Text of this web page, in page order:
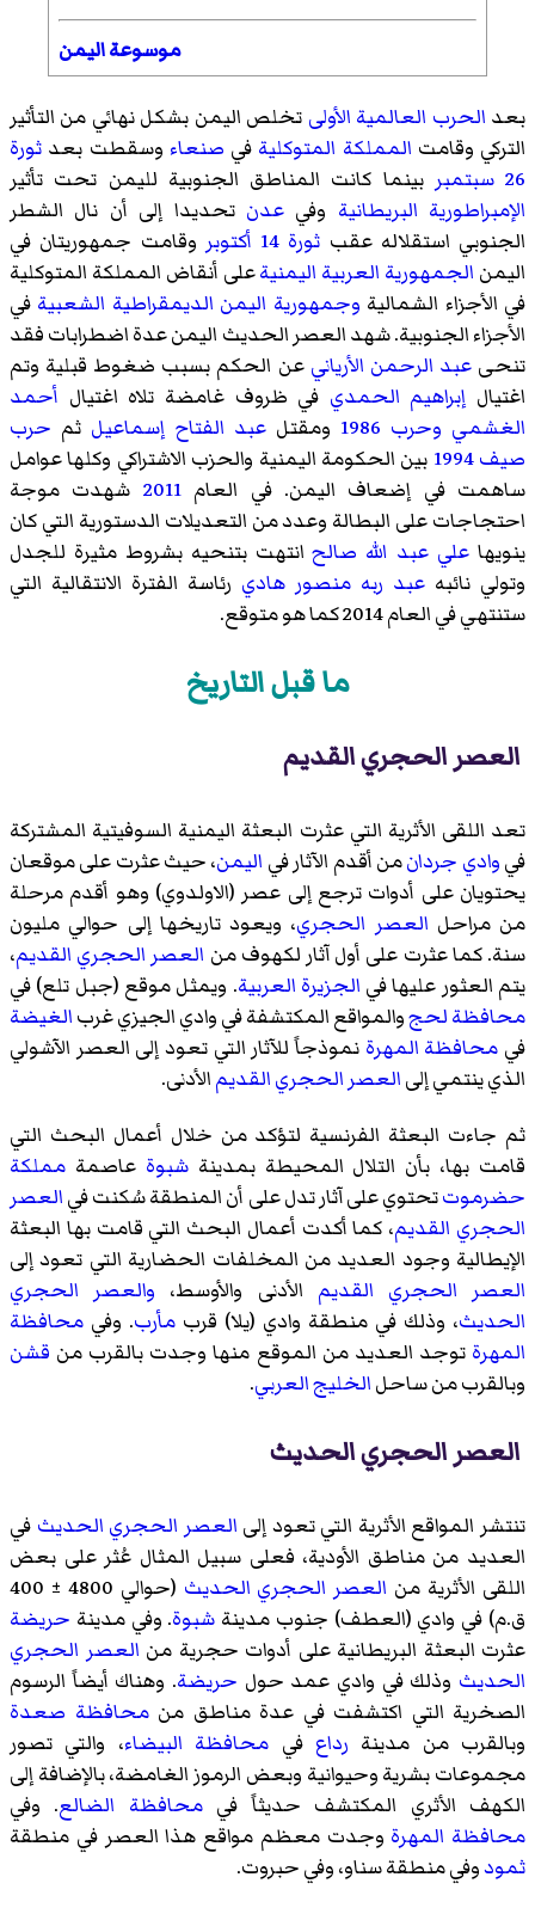
موسوعة اليمن
بعد الحرب العالمية الأولى تخلص اليمن بشكل نهائي من التأثير
التركي وقامت المملكة المتوكلية في صنعاء وسقطت بعد ثورة
26 سبتمبر
بينما كانت المناطق الجنوبية لليمن تحت تأثير
الإمبراطورية البريطانية وفيعدن تحديدا إلى أن نال الشطر
الجنوبي استقلاله عقب ثورة 14 أكتوبر
وقامت جمهوريتان في
اليمن الجمهورية العربية اليمنيةعلى أنقاض المملكة المتوكلية
في الأجزاء الشمالية وجمهورية اليمن الديمقراطية الشعبية في
الأجزاء الجنوبية. شهد العصر الحديث اليمن عدة اضطرابات فقد
تنحىعبد الرحمن الأرياني عن الحكم بسبب ضغوط قبلية وتم
اغتيال إبراهيم الحمدي في ظروف غامضة تلاه اغتيال أحمد
الغشمي وحرب 1986 ومقتل عبد الفتاح إسماعيل ثم حرب
صيف 1994
بين الحكومة اليمنية والحزب الاشتراكي وكلها عوامل
ساهمت في إضعاف اليمن. في العام2011 شهدت موجة
احتجاجات على البطالة وعدد من التعديلات الدستورية التي كان
ينويها علي عبد الله صالحانتهت بتنحيه بشروط مثيرة للجدل
وتولي نائبه عبد ربه منصور هادي رئاسة الفترة الانتقالية التي
ستنتهي في العام 2014 كما هو متوقع.
ما قبل التاريخ
العصر الحجري القديم
تعد اللقى الأثرية التي عثرت البعثة اليمنية السوفيتية المشتركة
فيوادي جردانمن أقدم الآثار في اليمن، حيث عثرت على موقعان
يحتويان على أدوات ترجع إلى عصر (الاولدوي) وهو أقدم مرحلة
من مراحل العصر الحجري، ويعود تاريخها إلى حوالي مليون
سنة. كما عثرت على أول آثار لكهوف من العصر الحجري القديم،
يتم العثور عليها في الجزيرة العربية. ويمثل موقع (جبل تلع) في
محافظة لحجوالمواقع المكتشفة فيوادي الجيزيغربالغيضة
في محافظة المهرة نموذجاً للآثار التي تعود إلى العصر الآشولي
الذي ينتمي إلىالعصر الحجري القديمالأدنى.
ثم جاءت البعثة الفرنسية لتؤكد من خلال أعمال البحث التي
قامت بها، بأن التلال المحيطة بمدينةشبوة عاصمة مملكة
حضرموتتحتوي على آثار تدل على أن المنطقة سُكنت فيالعصر
الحجري القديم، كما أكدت أعمال البحث التي قامت بها البعثة
الإيطالية وجود العديد من المخلفات الحضارية التي تعود إلى
العصر الحجري القديم الأدنى والأوسط، والعصر الحجري
الحديث، وذلك في منطقة وادي (يلا) قرب مأرب. وفي محافظة
المهرة توجد العديد من الموقع منها وجدت بالقرب من قشن
وبالقرب من ساحلالخليج العربي.
العصر الحجري الحديث
تنتشر المواقع الأثرية التي تعود إلى العصر الحجري الحديث في
العديد من مناطق الأودية، فعلى سبيل المثال عُثر على بعض
اللقى الأثرية من العصر الحجري الحديث
(حوالي 4800 ± 400
ق.م) في وادي (العطف) جنوب مدينة شبوة. وفي مدينة حريضة
عثرت البعثة البريطانية على أدوات حجرية من العصر الحجري
الحديث وذلك في وادي عمد حول حريضة. وهناك أيضاً الرسوم
الصخرية التي اكتشفت في عدة مناطق منمحافظة صعدة
وبالقرب من مدينة رداع في محافظة البيضاء، والتي تصور
مجموعات بشرية وحيوانية وبعض الرموز الغامضة، بالإضافة إلى
الكهف الأثري المكتشف حديثاً فيمحافظة الضالع. وفي
محافظة المهرة وجدت معظم مواقع هذا العصر في منطقة
ثمودوفي منطقة سناو، وفي حبروت.